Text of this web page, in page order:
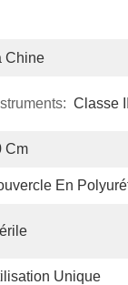
Chine
Classe II
Cm
En
Unique